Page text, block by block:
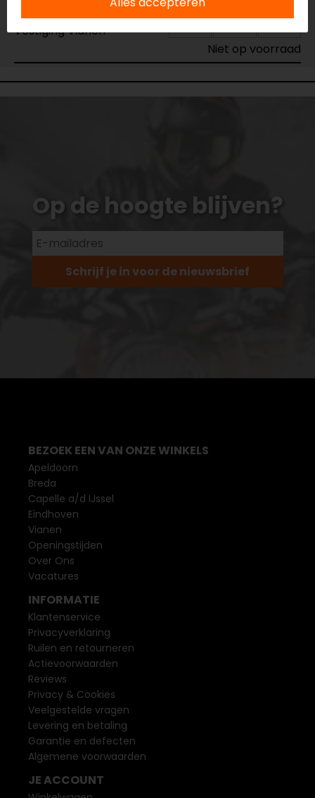
Vestiging Vianen
Niet op voorraad
Op de hoogte blijven?
Schrijf je in voor de nieuwsbrief
BEZOEK EEN VAN ONZE WINKELS
Apeldoorn
Breda
Capelle a/d IJssel
Eindhoven
Vianen
Openingstijden
Over Ons
Vacatures
INFORMATIE
Klantenservice
Privacyverklaring
Ruilen en retourneren
Actievoorwaarden
Reviews
Privacy & Cookies
Veelgestelde vragen
Levering en betaling
Garantie en defecten
Algemene voorwaarden
JE ACCOUNT